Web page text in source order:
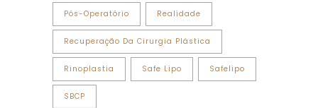
Pós-Operatório Realidade
Recuperação Da Cirurgia Plástica
Rinoplastia Safe Lipo Safelipo
SBCP